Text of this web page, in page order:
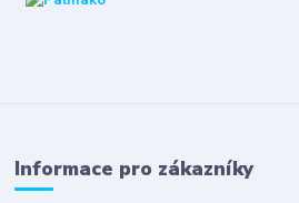
Informace pro zákazníky